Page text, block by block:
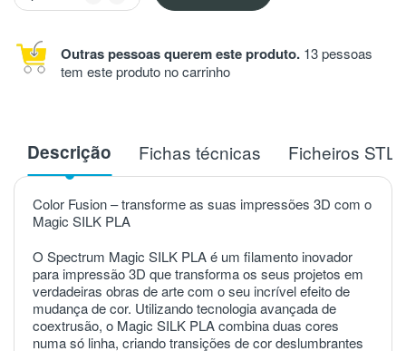
Outras pessoas querem este produto. 13 pessoas
tem este produto no carrinho
Descrição Fichas técnicas Ficheiros STL
Color Fusion – transforme as suas impressões 3D com o
Magic SILK PLA
O Spectrum Magic SILK PLA é um filamento inovador
para impressão 3D que transforma os seus projetos em
verdadeiras obras de arte com o seu incrível efeito de
mudança de cor. Utilizando tecnologia avançada de
coextrusão, o Magic SILK PLA combina duas cores
numa só linha, criando transições de cor deslumbrantes